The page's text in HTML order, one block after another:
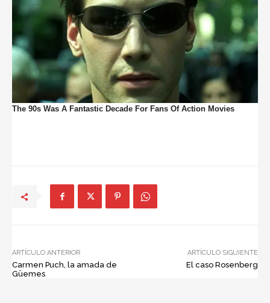
ARTÍCULO ANTERIOR
Carmen Puch, la amada de
Güemes
ARTÍCULO SIGUIENTE
El caso Rosenberg